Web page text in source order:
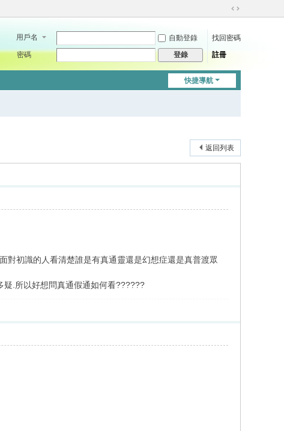
切
到
用戶名 自動登錄
找回密碼
密碼
登錄 註冊
快捷導航
返回列表
對初識的人看清楚誰是有真通靈還是幻想症還是真普渡眾
.所以好想問真通假通如何看??????